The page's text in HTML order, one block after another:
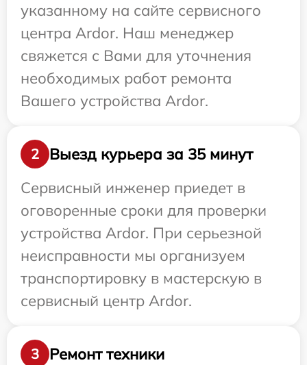
указанному на сайте сервисного
центра Ardor. Наш менеджер
свяжется с Вами для уточнения
необходимых работ ремонта
Вашего устройства Ardor.
2
Выезд курьера за 35 минут
Сервисный инженер приедет в
оговоренные сроки для проверки
устройства Ardor. При серьезной
неисправности мы организуем
транспортировку в мастерскую в
сервисный центр Ardor.
3 Ремонт техники